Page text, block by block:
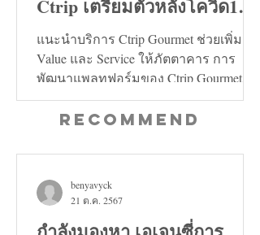
Ctrip เตรียมตัวหลังโควิด19
คลี่คลาย
แนะนำบริการ Ctrip Gourmet ช่วยเพิ่ม
Value และ Service ให้ภัตตาคาร การ
พัฒนาแพลทฟอร์มของ Ctrip Gourmet จะ
ช่วยเพิ่มทั้งในด้าน Value และ...
Recommend
benyavyck
21 ต.ค. 2567